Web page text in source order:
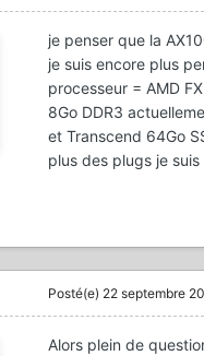
je penser que la
je suis encore plus
processeur = AMD
8Go DDR3
et Transcend 64Go
plus des plugs je
Posté(e) 22 septembre
Alors plein de